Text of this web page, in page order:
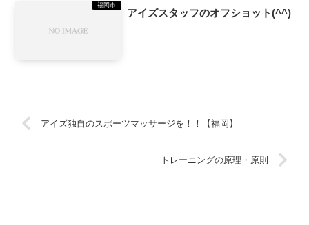
福岡市
アイズスタッフのオフショット(^^)
アイズ独自のスポーツマッサージを！！【福岡】
トレーニングの原理・原則